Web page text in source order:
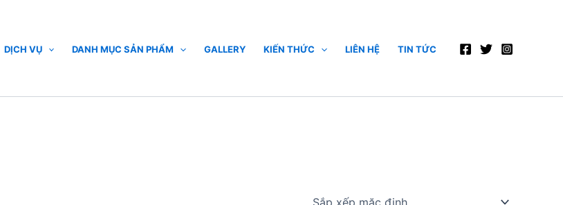
DỊCH VỤ DANH MỤC SẢN PHẨM GALLERY KIẾN THỨC LIÊN HỆ TIN TỨC